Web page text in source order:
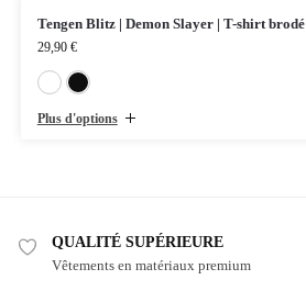
Tengen Blitz | Demon Slayer | T-shirt brodé
29,90 €
Plus d'options
QUALITÉ SUPÉRIEURE
Vêtements en matériaux premium